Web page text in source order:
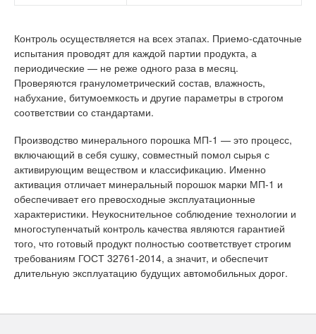
Контроль осуществляется на всех этапах. Приемо-сдаточные
испытания проводят для каждой партии продукта, а
периодические — не реже одного раза в месяц.
Проверяются гранулометрический состав, влажность,
набухание, битумоемкость и другие параметры в строгом
соответствии со стандартами.
Производство минерального порошка МП-1 — это процесс,
включающий в себя сушку, совместный помол сырья с
активирующим веществом и классификацию. Именно
активация отличает минеральный порошок марки МП-1 и
обеспечивает его превосходные эксплуатационные
характеристики. Неукоснительное соблюдение технологии и
многоступенчатый контроль качества являются гарантией
того, что готовый продукт полностью соответствует строгим
требованиям ГОСТ 32761-2014, а значит, и обеспечит
длительную эксплуатацию будущих автомобильных дорог.